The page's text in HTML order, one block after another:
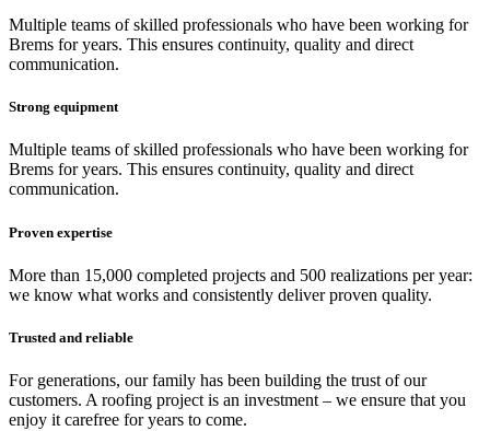
Multiple teams of skilled professionals who have been working for
Brems for years. This ensures continuity, quality and direct
communication.
Strong equipment
Multiple teams of skilled professionals who have been working for
Brems for years. This ensures continuity, quality and direct
communication.
Proven expertise
More than 15,000 completed projects and 500 realizations per year:
we know what works and consistently deliver proven quality.
Trusted and reliable
For generations, our family has been building the trust of our
customers. A roofing project is an investment – we ensure that you
enjoy it carefree for years to come.